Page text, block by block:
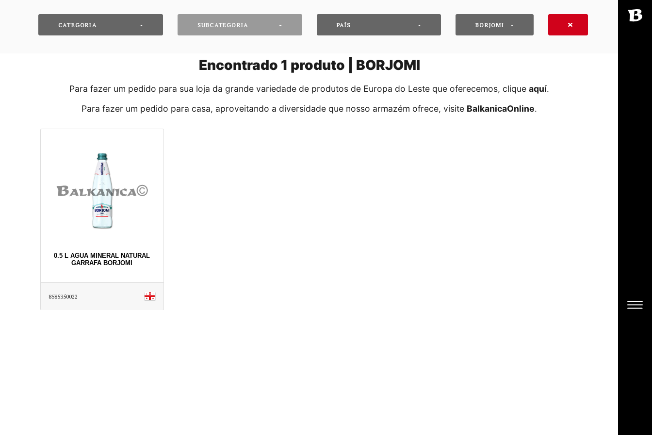
CATEGORIA SUBCATEGORIA PAÍS BORJOMI
Encontrado 1 produto | BORJOMI
Para fazer um pedido para sua loja da grande variedade de produtos de Europa do Leste que oferecemos, clique aquí․
Para fazer um pedido para casa, aproveitando a diversidade que nosso armazém ofrece, visite BalkanicaOnline․
0.5 L AGUA MINERAL NATURAL
GARRAFA BORJOMI
8585350022